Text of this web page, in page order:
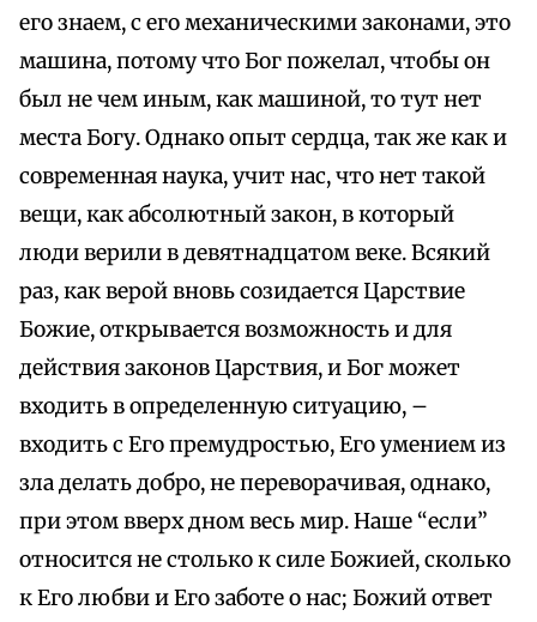
его знаем, с его механическими законами, это
машина, потому что Бог пожелал, чтобы он
был не чем иным, как машиной, то тут нет
места Богу. Однако опыт сердца, так же как и
современная наука, учит нас, что нет такой
вещи, как абсолютный закон, в который
люди верили в девятнадцатом веке. Всякий
раз, как верой вновь созидается Царствие
Божие, открывается возможность и для
действия законов Царствия, и Бог может
входить в определенную ситуацию, –
входить с Его премудростью, Его умением из
зла делать добро, не переворачивая, однако,
при этом вверх дном весь мир. Наше “если”
относится не столько к силе Божией, сколько
к Его любви и Его заботе о нас; Божий ответ